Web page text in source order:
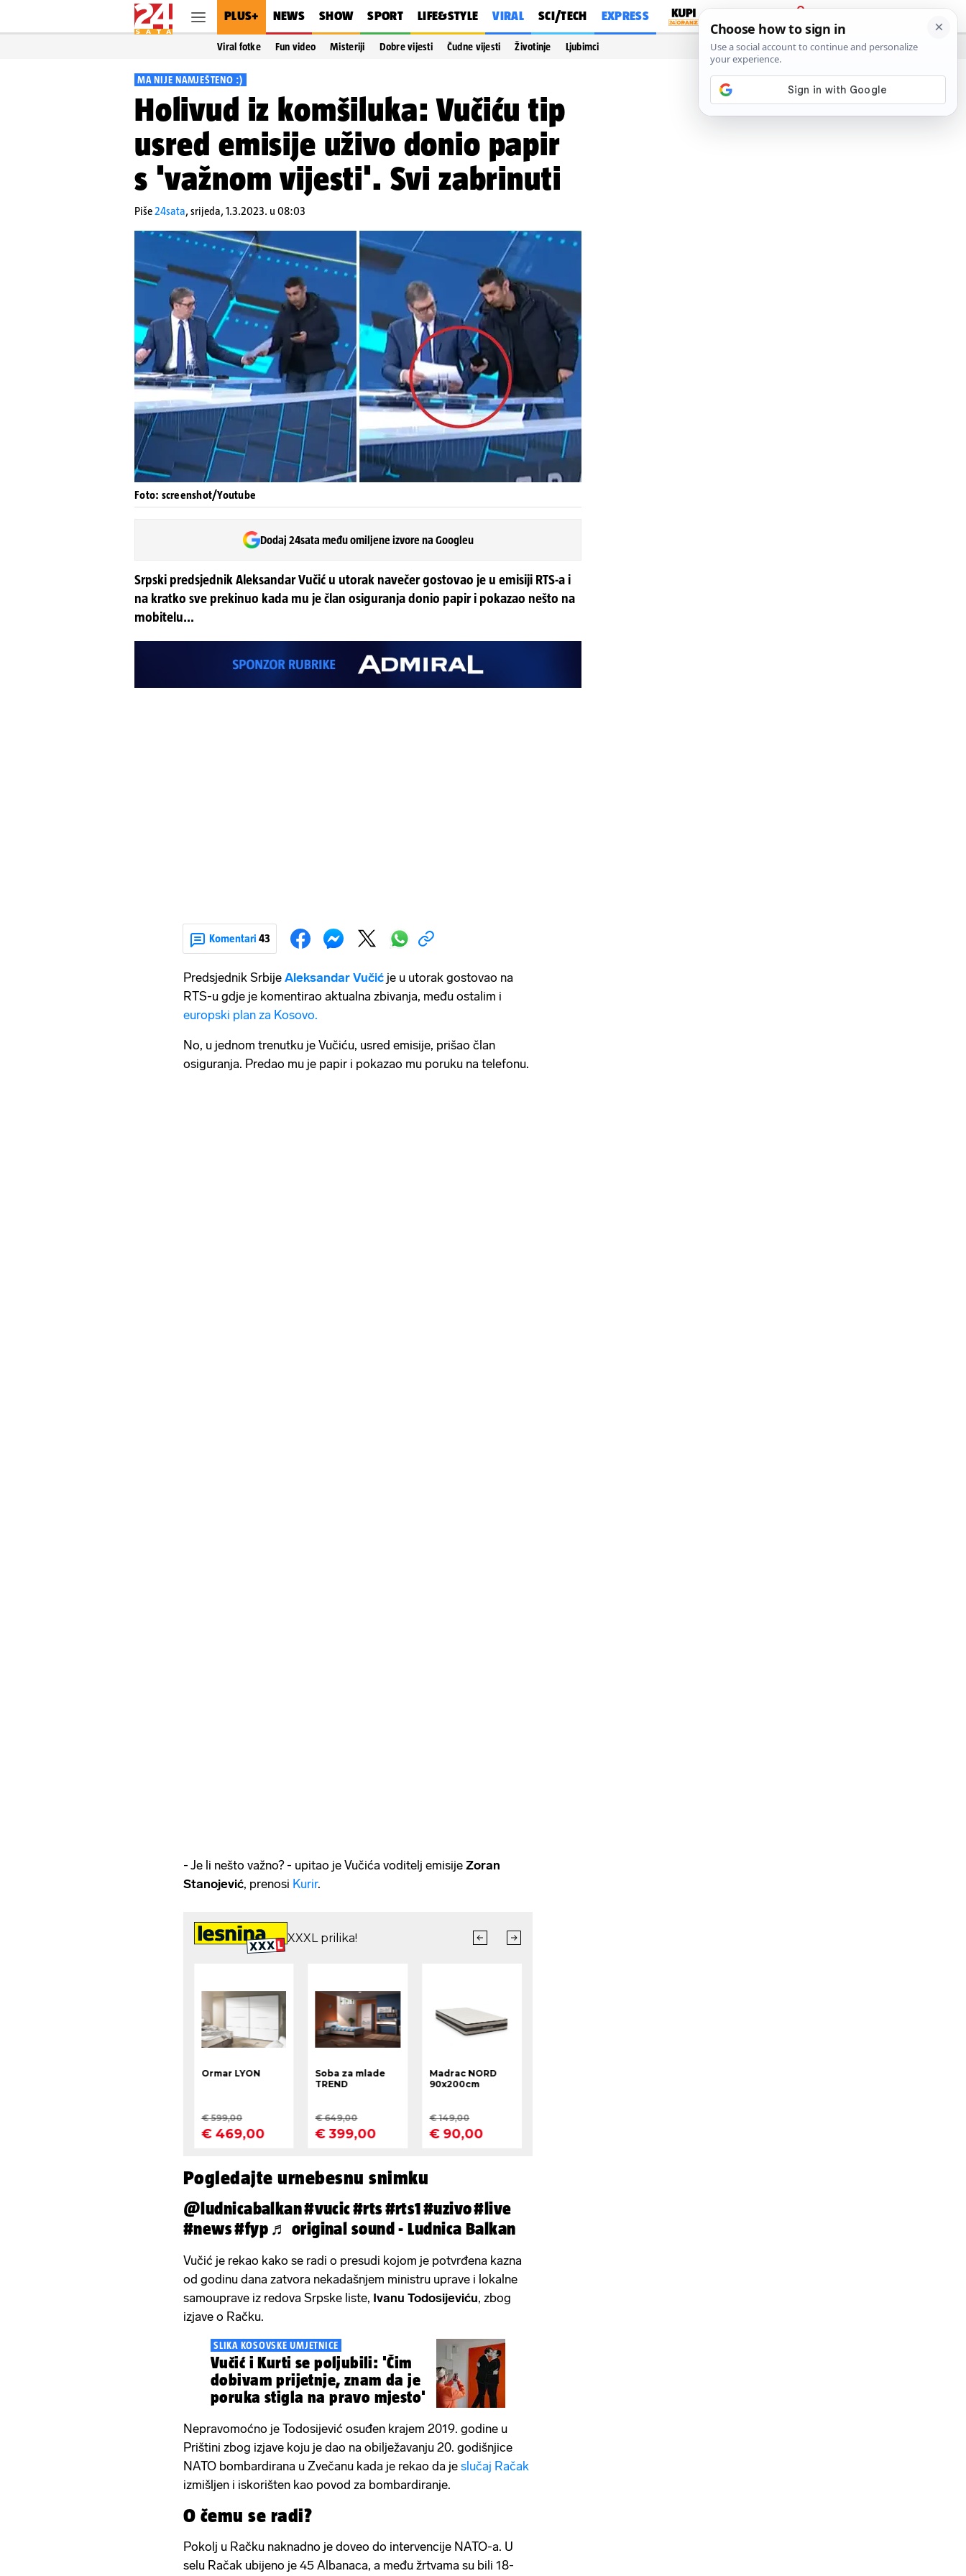
PLUS+ NEWS SHOW SPORT LIFE&STYLE VIRAL SCI/TECH EXPRESS
PRIJAVA
Viral fotke Fun video Misteriji Dobre vijesti Čudne vijesti Životinje Ljubimci
MA NIJE NAMJEŠTENO :)
Holivud iz komšiluka: Vučiću tip
usred emisije uživo donio papir
s 'važnom vijesti'. Svi zabrinuti
Piše24sata,srijeda, 1.3.2023. u 08:03
Foto: screenshot/Youtube
Dodaj 24sata među omiljene izvore na Googleu
Srpski predsjednik Aleksandar Vučić u utorak navečer gostovao je u emisiji RTS-a i
na kratko sve prekinuo kada mu je član osiguranja donio papir i pokazao nešto na
mobitelu...
Komentari 43
Predsjednik Srbije Aleksandar Vučić je u utorak gostovao na
RTS-u gdje je komentirao aktualna zbivanja, među ostalim i
europski plan za Kosovo.
No, u jednom trenutku je Vučiću, usred emisije, prišao član
osiguranja. Predao mu je papir i pokazao mu poruku na telefonu.
- Je li nešto važno? - upitao je Vučića voditelj emisije Zoran
Stanojević, prenosi Kurir.
Pogledajte urnebesnu snimku
@ludnicabalkan#vucic#rts#rts1#uzivo#live
#news#fyp ♬ original sound - Ludnica Balkan
Vučić je rekao kako se radi o presudi kojom je potvrđena kazna
od godinu dana zatvora nekadašnjem ministru uprave i lokalne
samouprave iz redova Srpske liste, Ivanu Todosijeviću, zbog
izjave o Račku.
SLIKA KOSOVSKE UMJETNICE
Vučić i Kurti se poljubili: 'Čim
dobivam prijetnje, znam da je
poruka stigla na pravo mjesto'
Nepravomoćno je Todosijević osuđen krajem 2019. godine u
Prištini zbog izjave koju je dao na obilježavanju 20. godišnjice
NATO bombardirana u Zvečanu kada je rekao da je slučaj Račak
izmišljen i iskorišten kao povod za bombardiranje.
O čemu se radi?
Pokolj u Račku naknadno je doveo do intervencije NATO-a. U
selu Račak ubijeno je 45 Albanaca, a među žrtvama su bili 18-